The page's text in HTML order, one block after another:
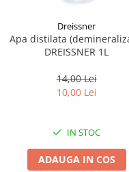
Dreissner
Apa distilata
DREISSNER 1L
14,00 Lei
10,00 Lei
IN STOC
ADAUGA IN COS